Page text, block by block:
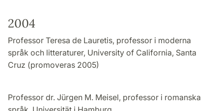
2004
Professor Teresa de Lauretis, professor i moderna
språk och litteraturer, University of California, Santa
Cruz (promoveras 2005)
Professor dr. Jürgen M. Meisel, professor i romanska